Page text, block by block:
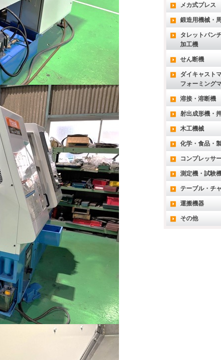
メカ式プレス
鍛造用機械・
タレットパン
加工機
せん断機
ダイキャスト
フォーミング
溶接・溶断機
射出成形機・
木工機械
化学・食品・
コンプレッサ
測定機・試験
テーブル・チ
運搬機器
その他